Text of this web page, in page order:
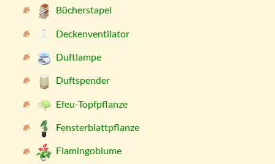
Bücherstapel
Deckenventilator
Duftlampe
Duftspender
Efeu-Topfpflanze
Fensterblattpflanze
Flamingoblume